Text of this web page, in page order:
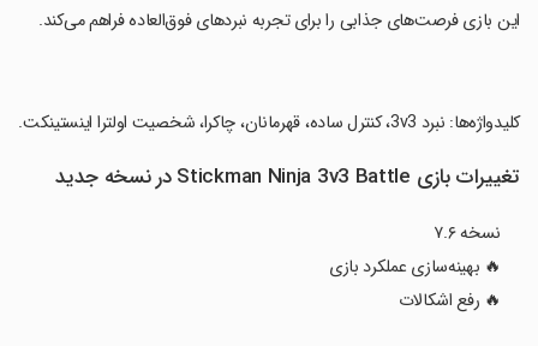
‏این بازی فرصت‌های جذابی را برای تجربه نبردهای فوق‌العاده فراهم می‌کند.
‏کلیدواژه‌ها: نبرد 3v3، کنترل ساده، قهرمانان، چاکرا، شخصیت اولترا اینستینکت.
تغییرات بازی Stickman Ninja 3v3 Battle در نسخه جدید
نسخه ۷.۶
🔥 بهینه‌سازی عملکرد بازی
🔥 رفع اشکالات